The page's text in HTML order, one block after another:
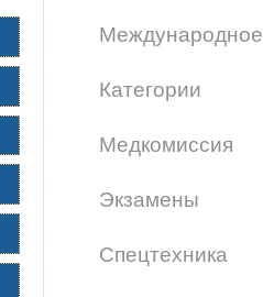
Международное
Категории
Медкомиссия
Экзамены
Спецтехника